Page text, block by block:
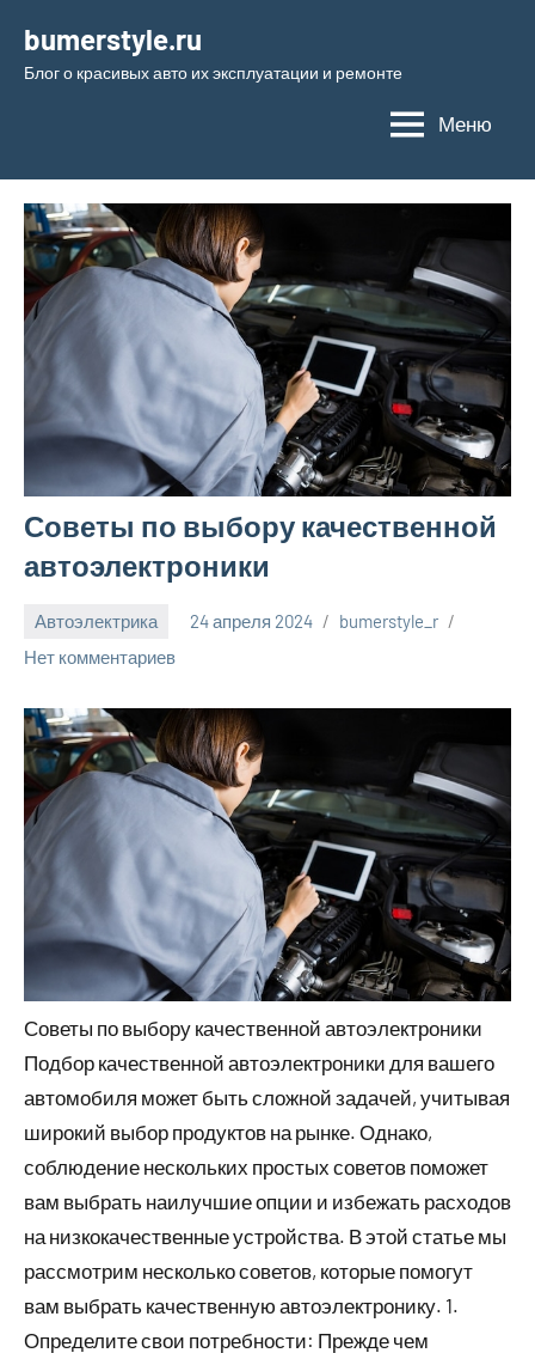
содержимому
bumerstyle.ru
Блог о красивых авто их эксплуатации и ремонте
Меню
Советы по выбору качественной
автоэлектроники
Автоэлектрика 24 апреля 2024
bumerstyle_r
Нет комментариев
Советы по выбору качественной автоэлектроники
Подбор качественной автоэлектроники для вашего
автомобиля может быть сложной задачей, учитывая
широкий выбор продуктов на рынке. Однако,
соблюдение нескольких простых советов поможет
вам выбрать наилучшие опции и избежать расходов
на низкокачественные устройства. В этой статье мы
рассмотрим несколько советов, которые помогут
вам выбрать качественную автоэлектронику. 1.
Определите свои потребности: Прежде чем